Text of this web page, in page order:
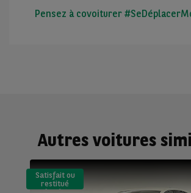
Pensez à covoiturer
Autres voitures
Satisfait ou
restitué